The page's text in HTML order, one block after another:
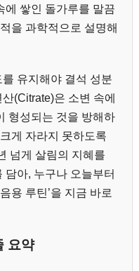
에 쌓인 돌가루를 말끔
을 과학적으로 설명해
유지해야 결석 성분
(Citrate)은 소변 속에
형성되는 것을 방해하
게 자라지 못하도록
넘게 살림의 지혜를
담아, 누구나 오늘부터
용 루틴’을 지금 바로
요약